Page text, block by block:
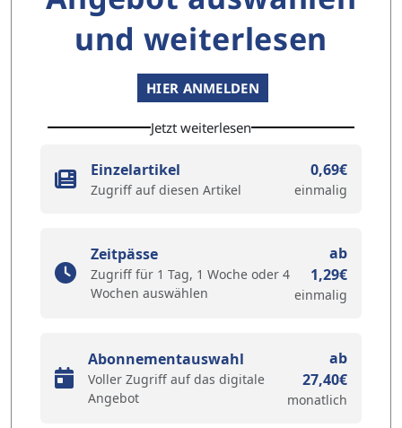
und weiterlesen
HIER ANMELDEN
Jetzt weiterlesen
Einzelartikel
Zugriff auf diesen Artikel
0,69€
einmalig
Zeitpässe
Zugriff für 1 Tag, 1 Woche oder 4
Wochen auswählen
ab
1,29€
einmalig
Abonnementauswahl
Voller Zugriff auf das digitale
Angebot
ab
27,40€
monatlich